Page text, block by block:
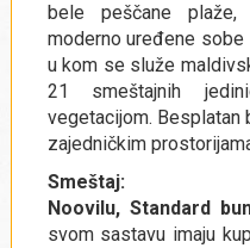
bele peščane
moderno uređene
u kom se služe
21 smeštajnih
vegetacijom. Besplatan
zajedničkim
Smeštaj:
Noovilu, Standard
svom sastavu imaju